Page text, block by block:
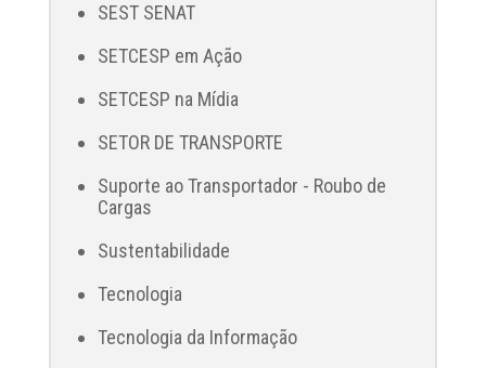
SEST SENAT
SETCESP em Ação
SETCESP na Mídia
SETOR DE TRANSPORTE
Suporte ao Transportador - Roubo de
Cargas
Sustentabilidade
Tecnologia
Tecnologia da Informação